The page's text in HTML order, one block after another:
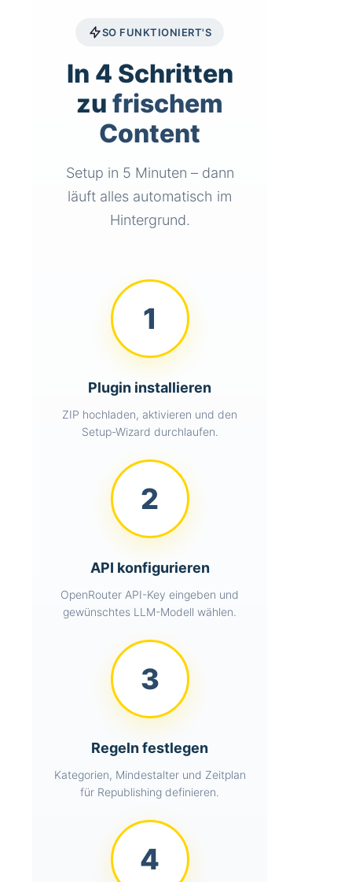
Classic Editor Fallback
und -Erhaltung
bleiben intakt
Admin-Interface &
Dashboard
Einstellungsseite mit 5
Tabs
Setup-Wizard für
einfache Einrichtung
Aktionen
Log-Verwaltung mit
Filter-Optionen
für sofortiges
Republishing
Chart-Visualisierung mit
Chart.js
E-Mail-
Reports
Technische Details
WordPress 5.8+
kompatibel
Namespaces
Trait-basierte Code-
REST API für externe
Integration
Eigene Datenbank-
SO FUNKTIONIERT'S
In 4 Schritten
zu frischem
Content
Setup in 5 Minuten – dann
läuft alles automatisch im
Hintergrund.
1
Plugin installieren
ZIP hochladen, aktivieren und den
Setup-Wizard durchlaufen.
2
API konfigurieren
OpenRouter API-Key eingeben und
gewünschtes LLM-Modell wählen.
3
Regeln festlegen
Kategorien, Mindestalter und Zeitplan
für Republishing definieren.
4